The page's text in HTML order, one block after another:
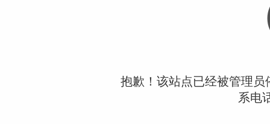
抱歉！该站点已经被管理
系电